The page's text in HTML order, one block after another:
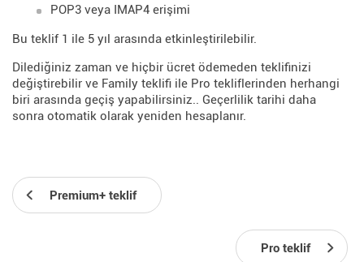
POP3 veya IMAP4 erişimi
Bu teklif 1 ile 5 yıl arasında etkinleştirilebilir.
Dilediğiniz zaman ve hiçbir ücret ödemeden teklifinizi
değiştirebilir ve Family teklifi ile Pro tekliflerinden herhangi
biri arasında geçiş yapabilirsiniz.. Geçerlilik tarihi daha
sonra otomatik olarak yeniden hesaplanır.
Premium+ teklif
Pro teklif